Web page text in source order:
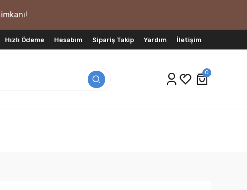
imkanı!
Hızlı Ödeme Hesabım Sipariş Takip Yardım İletişim
0